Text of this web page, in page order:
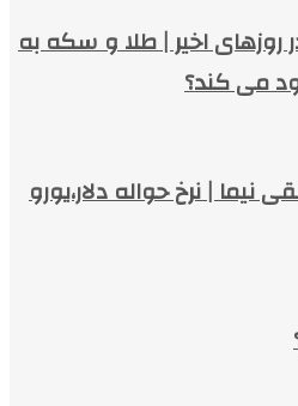
روزهای اخیر | طلا و سکه به
می کند؟
نیما | نرخ حواله دلار،یورو